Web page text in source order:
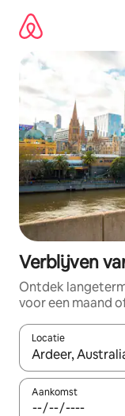
direct
naar
inhoud
Verblijven
Ontdek
voor een maand
Locatie
Wanneer er
Aankomst